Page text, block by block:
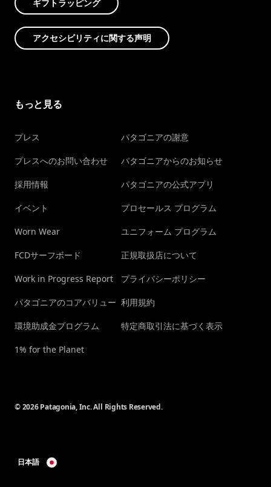
ギフトラッピング
アクセシビリティに関する声明
もっと見る
プレス
プレスへのお問い合わせ
採用情報
イベント
Worn Wear
FCDサーフボード
Work in Progress Report
パタゴニアのコアバリュー
環境助成金プログラム
1% for the Planet
パタゴニアの謝意
パタゴニアからのお知らせ
パタゴニアの公式アプリ
プロセールス プログラム
ユニフォーム プログラム
正規取扱店について
プライバシーポリシー
利用規約
特定商取引法に基づく表示
© 2026 Patagonia, Inc. All Rights Reserved.
日本語